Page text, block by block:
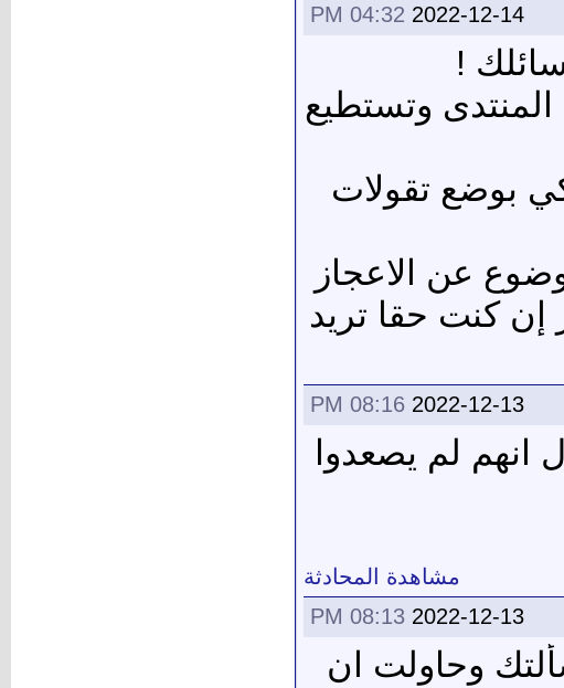
2022-12-14
04:32 PM
!
وتستطيع
بوضع تقولات
عن الاعجاز
إن كنت حقا تريد
2022-12-13
08:16 PM
لم يصعدوا
مشاهدة المحادثة
2022-12-13
08:13 PM
وحاولت ان